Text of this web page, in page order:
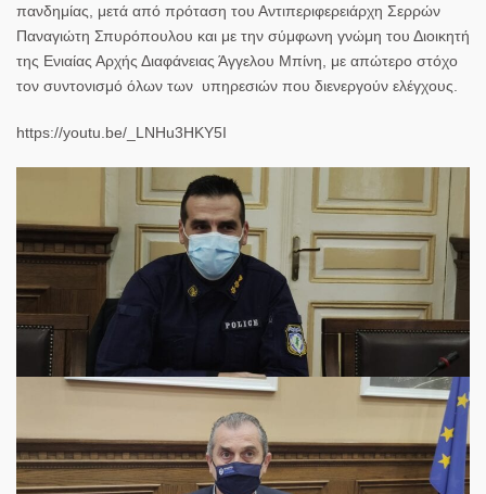
πανδημίας, μετά από πρόταση του Αντιπεριφερειάρχη Σερρών
Παναγιώτη Σπυρόπουλου και με την σύμφωνη γνώμη του Διοικητή
της Ενιαίας Αρχής Διαφάνειας Άγγελου Μπίνη, με απώτερο στόχο
τον συντονισμό όλων των υπηρεσιών που διενεργούν ελέγχους.
https://youtu.be/_LNHu3HKY5I